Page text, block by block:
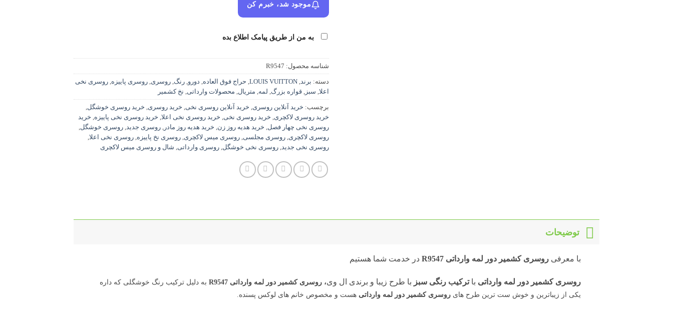
موجود شد، خبرم کن
به من از طریق پیامک اطلاع بده
شناسه محصول: R9547
دسته: برند,
LOUIS VUITTON
, حراج فوق العاده, دورو, رنگ, روسری, روسری پاییزه, روسری نخی
اعلا, سبز , قواره بزرگ, لمه, متریال, محصولات وارداتی, نخ کشمیر
برچسب: خرید آنلاین روسری, خرید آنلاین روسری نخی, خرید روسری, خرید روسری خوشگل,
خرید روسری لاکچری, خرید روسری نخی, خرید روسری نخی اعلا, خرید روسری نخی پاییزه, خرید
روسری نخی چهار فصل, خرید هدیه روز زن, خرید هدیه روز مادر , روسری جدید, روسری خوشگل,
روسری لاکچری, روسری مجلسی, روسری میس لاکچری, روسری نخ پاییزه, روسری نخی اعلا,
روسری نخی جدید, روسری نخی خوشگل, روسری وارداتی, شال و روسری میس لاکچری
توضیحات
با معرفی روسری کشمیر دور لمه وارداتی R9547 در خدمت شما هستیم
روسری کشمیر دور لمه وارداتی باترکیب رنگی سبز با طرح زیبا و برندی ال وی، روسری کشمیر دور لمه وارداتی R9547
به دلیل ترکیب رنگ خوشگلی که داره
یکی از زیباترین و خوش ست ترین طرح های روسری کشمیر دور لمه وارداتی هست و مخصوص خانم های لوکس پسنده.